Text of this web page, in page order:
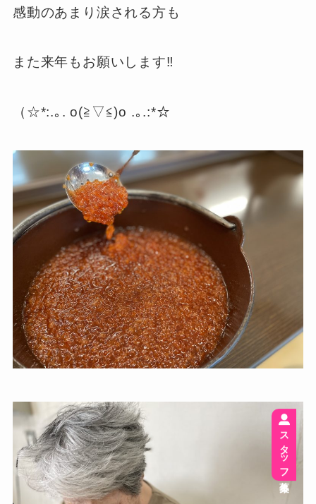
感動のあまり涙される方も
また来年もお願いします‼︎
（☆*:.｡. o(≧▽≦)o .｡.:*☆
スタッフ募集